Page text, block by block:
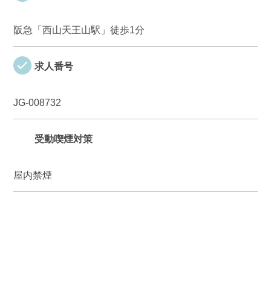
阪急「西山天王山駅」徒歩1分
求人番号
JG-008732
受動喫煙対策
屋内禁煙